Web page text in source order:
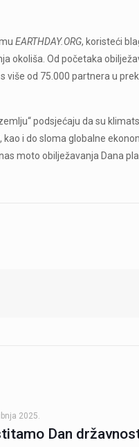
EARTHDAY.ORG, koristeći
okoliša. Od početaka
više od 75.000 partnera u
podsjećaju da su
i do sloma globalne
moto obilježavanja Dana
2025.
Dan